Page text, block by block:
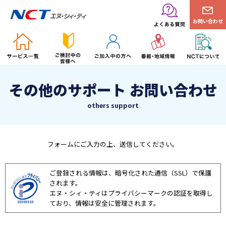
お問い合わせ
その他のサポート お問い合わせ
others support
フォームにご入力の上、送信してください。
ご登録される情報は、暗号化された通信（SSL）で保護
されます。
エヌ・シィ・ティはプライバシーマークの認証を取得し
ており、情報は安全に管理されます。